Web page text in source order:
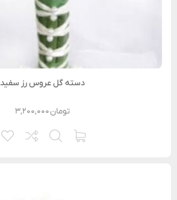
دسته گل عروس رز سفید
۳,۲۰۰,۰۰۰تومان